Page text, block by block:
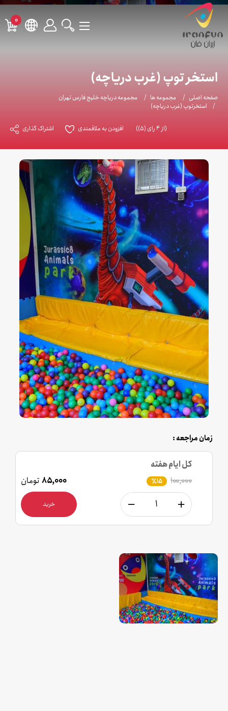
0
استخر توپ (غرب دریاچه)
صفحه اصلی مجموعه ها
مجموعه دریاچه خلیج فارس تهران
استخرتوپ (غرب دریاچه)
(از 4 رای (5)) افزودن به علاقمندی اشتراک گذاری
زمان مراجعه :
کل ایام هفته
۱۰۰,۰۰۰
٪15 ۸۵,۰۰۰ تومان
خرید